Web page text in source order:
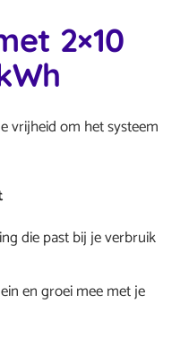
2×10
vrijheid om het systeem
die past bij je verbruik
en groei mee met je